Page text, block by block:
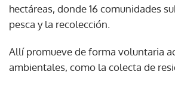
hectáreas, donde 16 comunidades
pesca y la recolección.
Allí promueve de forma voluntaria
ambientales, como la colecta de